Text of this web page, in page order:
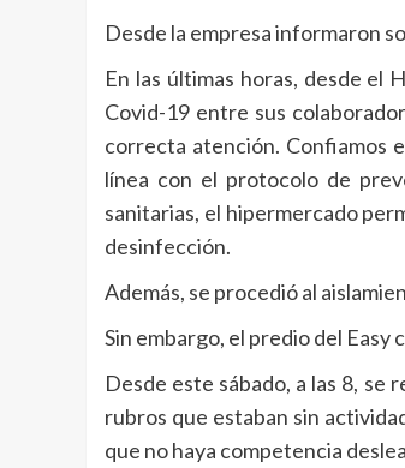
Desde la empresa informaron
En las últimas horas, desde el
Covid-19 entre sus
correcta atención. Confiamos
línea con el protocolo de
sanitarias, el hipermercado
desinfección.
Además, se procedió al
Sin embargo, el predio del Easy
Desde este sábado, a las 8, se
rubros que estaban sin
que no haya competencia